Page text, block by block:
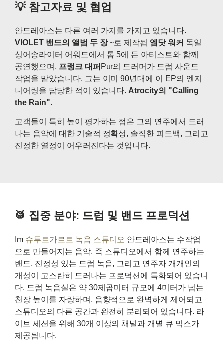
💡 참고자료 및 협업
안드레아스는 다른 여러 가지를 가지고 있습니다.
VIOLET 밴드의 앨범 두 장~로 제작됨 엠닷 워커 독일
싱어송라이터 어워드에서 톱 5에 든 아티스트와 함께
공연했으며, 프랭크 대퍼 Pur의 드러머가 드럼 사운드
작업을 맡았습니다. 그는 이미 90년대에 이 EP의 엔지
니어링을 담당한 적이 있습니다. Atrocity의 "Calling
the Rain".
고객들이 특히 높이 평가하는 점은 그의 연주에서 드러
나는 음악에 대한 기술적 정확성, 솔직한 피드백, 그리고
진정한 열정이 어우러진다는 것입니다.
🥁 집중 분야: 드럼 및 밴드 프로덕션
Im 슈투트가르트 녹음 스튜디오 안드레아스는 수작업
으로 만들어지는 음악, 즉 스튜디오에서 함께 연주하는
밴드, 진정성 있는 드럼 녹음, 그리고 연주자 개개인의
개성이 고스란히 드러나는 프로덕션에 특화되어 있습니
다. 드럼 녹음실은 약 30제곱미터 규모에 4미터가 넘는
천장 높이를 자랑하며, 음향적으로 완벽하게 제어되고
스튜디오의 다른 공간과 완전히 분리되어 있습니다. 라
이브 세션을 위해 30개 이상의 채널과 개별 큐 믹스가
제공됩니다.